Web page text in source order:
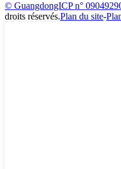
© GuangdongICP n°
droits réservés.Plan du site-